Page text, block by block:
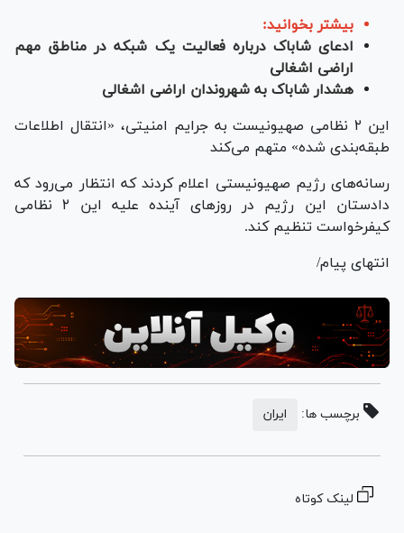
بیشتر بخوانید:
ادعای شاباک درباره فعالیت یک شبکه در مناطق مهم
اراضی اشغالی
هشدار شاباک به شهروندان اراضی اشغالی
این ۲ نظامی صهیونیست به جرایم امنیتی، «انتقال اطلاعات
طبقه‌بندی شده» متهم می‌کند
رسانه‌های رژیم صهیونیستی اعلام کردند که انتظار می‌رود که
دادستان این رژیم در روز‌های آینده علیه این ۲ نظامی
کیفرخواست تنظیم کند.
انتهای پیام/
برچسب ها: ایران
لینک کوتاه